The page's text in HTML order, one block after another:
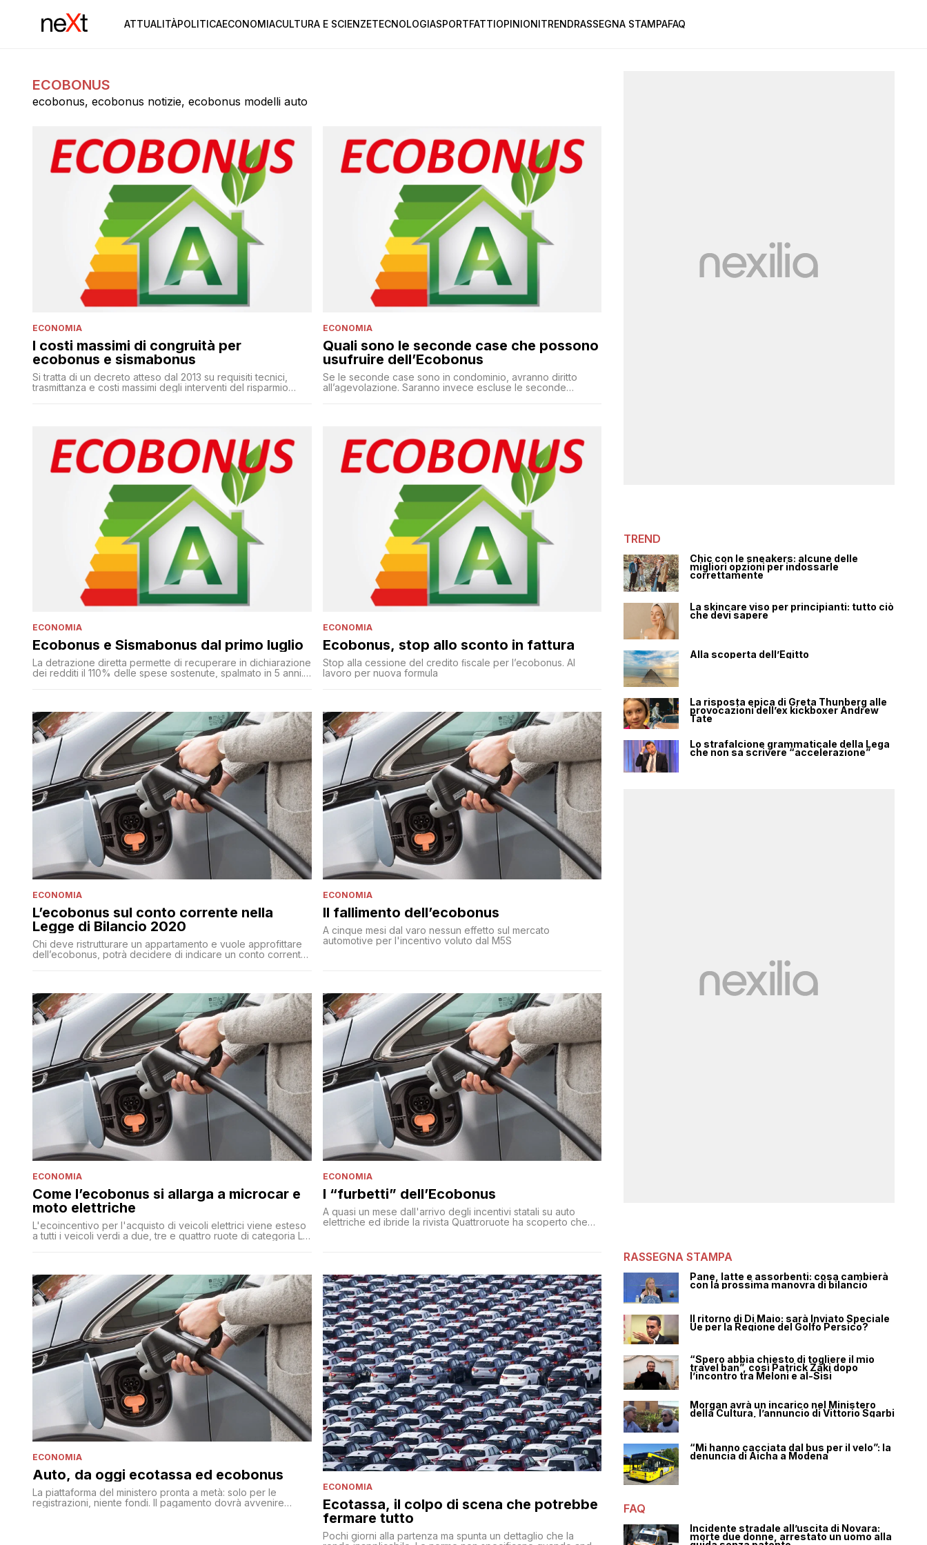
ATTUALITÀPOLITICAECONOMIACULTURA E SCIENZETECNOLOGIASPORTFATTIOPINIONITRENDRASSEGNA STAMPAFAQ
ECOBONUS
ecobonus, ecobonus notizie, ecobonus modelli auto
ECONOMIA
I costi massimi di congruità per
ecobonus e sismabonus
Si tratta di un decreto atteso dal 2013 su requisiti tecnici,
trasmittanza e costi massimi degli interventi del risparmio
ECONOMIA
Quali sono le seconde case che possono
usufruire dell’Ecobonus
Se le seconde case sono in condominio, avranno diritto
all’agevolazione. Saranno invece escluse le seconde
ECONOMIA
Ecobonus e Sismabonus dal primo luglio
La detrazione diretta permette di recuperare in dichiarazione
dei redditi il 110% delle spese sostenute, spalmato in 5 anni.
ECONOMIA
Ecobonus, stop allo sconto in fattura
Stop alla cessione del credito ﬁscale per l’ecobonus. Al
lavoro per nuova formula
ECONOMIA
L’ecobonus sul conto corrente nella
Legge di Bilancio 2020
Chi deve ristrutturare un appartamento e vuole approfittare
dell’ecobonus, potrà decidere di indicare un conto corrente
ECONOMIA
Il fallimento dell’ecobonus
A cinque mesi dal varo nessun effetto sul mercato
automotive per l'incentivo voluto dal M5S
ECONOMIA
Come l’ecobonus si allarga a microcar e
moto elettriche
L'ecoincentivo per l'acquisto di veicoli elettrici viene esteso
a tutti i veicoli verdi a due, tre e quattro ruote di categoria L,
ECONOMIA
I “furbetti” dell’Ecobonus
A quasi un mese dall'arrivo degli incentivi statali su auto
elettriche ed ibride la rivista Quattroruote ha scoperto che
ECONOMIA
Auto, da oggi ecotassa ed ecobonus
La piattaforma del ministero pronta a metà: solo per le
registrazioni, niente fondi. Il pagamento dovrà avvenire
ECONOMIA
Ecotassa, il colpo di scena che potrebbe
fermare tutto
Pochi giorni alla partenza ma spunta un dettaglio che la
TREND
Chic con le sneakers: alcune delle
migliori opzioni per indossarle
correttamente
La skincare viso per principianti: tutto ciò
che devi sapere
Alla scoperta dell’Egitto
La risposta epica di Greta Thunberg alle
provocazioni dell’ex kickboxer Andrew
Tate
Lo strafalcione grammaticale della Lega
che non sa scrivere “accelerazione”
RASSEGNA STAMPA
Pane, latte e assorbenti: cosa cambierà
con la prossima manovra di bilancio
Il ritorno di Di Maio: sarà Inviato Speciale
Ue per la Regione del Golfo Persico?
“Spero abbia chiesto di togliere il mio
travel ban”, così Patrick Zaki dopo
l’incontro tra Meloni e al-Sisi
Morgan avrà un incarico nel Ministero
della Cultura, l’annuncio di Vittorio Sgarbi
“Mi hanno cacciata dal bus per il velo”: la
denuncia di Aicha a Modena
FAQ
Incidente stradale all’uscita di Novara:
morte due donne, arrestato un uomo alla